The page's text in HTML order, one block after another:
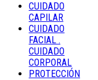
CUIDADO
CAPILAR
CUIDADO
FACIAL .
CUIDADO
CORPORAL
PROTECCIÓN